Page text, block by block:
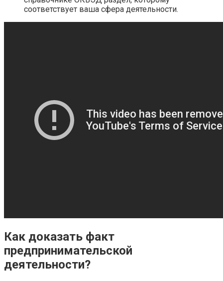
соответствует ваша сфера деятельности.
Как доказать факт
предпринимательской
деятельности?